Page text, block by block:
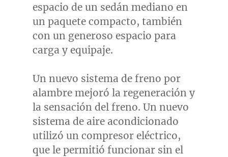
espacio de un sedán mediano en
un paquete compacto, también
con un generoso espacio para
carga y equipaje.
Un nuevo sistema de freno por
alambre mejoró la regeneración y
la sensación del freno. Un nuevo
sistema de aire acondicionado
utilizó un compresor eléctrico,
que le permitió funcionar sin el